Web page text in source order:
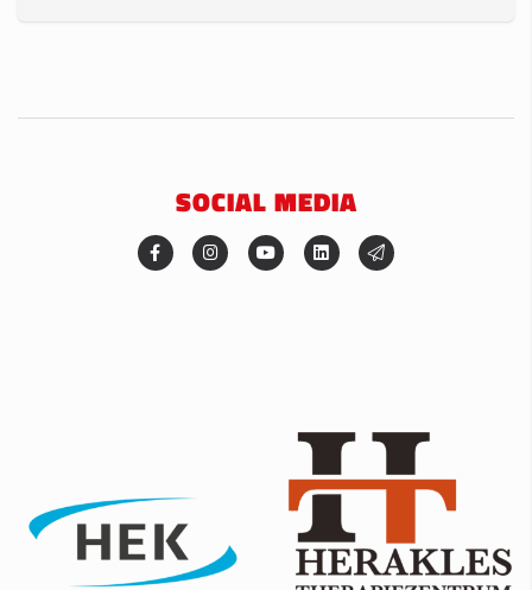
SOCIAL MEDIA